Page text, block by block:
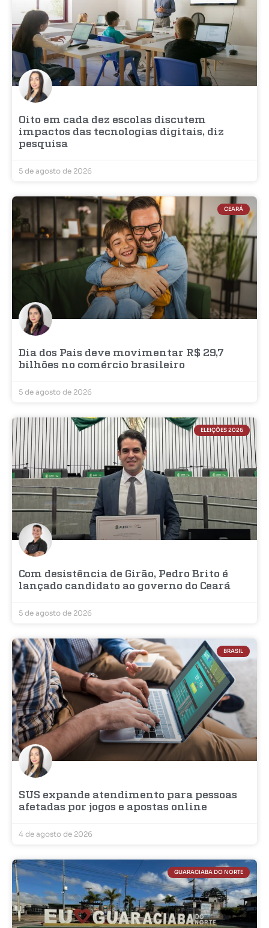
Oito em cada dez escolas discutem
impactos das tecnologias digitais, diz
pesquisa
5 de agosto de 2026
CEARÁ
Dia dos Pais deve movimentar R$ 29,7
bilhões no comércio brasileiro
5 de agosto de 2026
ELEIÇÕES 2026
Com desistência de Girão, Pedro Brito é
lançado candidato ao governo do Ceará
5 de agosto de 2026
BRASIL
SUS expande atendimento para pessoas
afetadas por jogos e apostas online
4 de agosto de 2026
GUARACIABA DO NORTE